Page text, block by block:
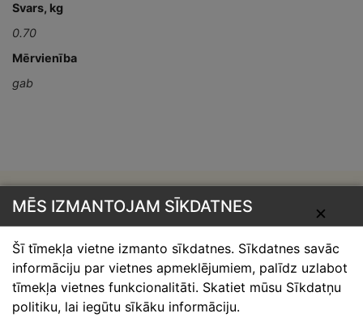
Svars, kg
0.70
Mērvienība
gab
Skārdnieks M
Ofiss, ražošana, noliktava.
Izmēģinātāju iela 1a,
Priekuļi, Cēsu novads.
✕
MĒS IZMANTOJAM SĪKDATNES
Šī tīmekļa vietne izmanto sīkdatnes. Sīkdatnes savāc
informāciju par vietnes apmeklējumiem, palīdz uzlabot
tīmekļa vietnes funkcionalitāti. Skatiet mūsu Sīkdatņu
politiku, lai iegūtu sīkāku informāciju.